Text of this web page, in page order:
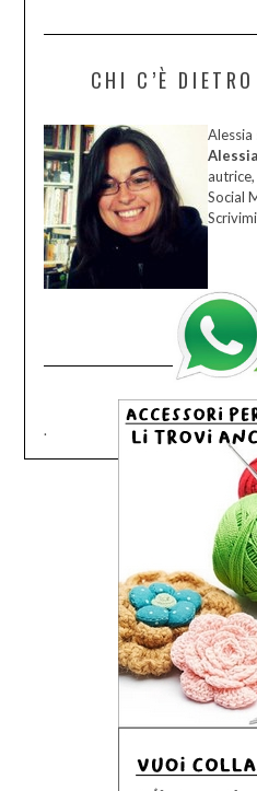
CHI C’È
Social
.